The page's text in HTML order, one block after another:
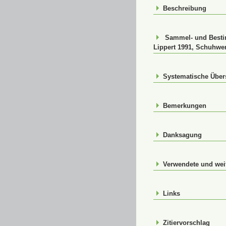
Beschreibung
Sammel- und
Lippert 1991,
Systematische
Bemerkungen
Danksagung
Verwendete und
Links
Zitiervorschlag